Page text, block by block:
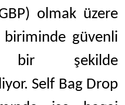
olmak üzere
güvenli
şekilde
Self Bag Drop